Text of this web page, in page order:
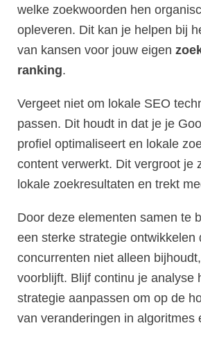
welke zoekwoorden hen
opleveren. Dit kan je helpen bij
van kansen voor jouw eigen
ranking.
Vergeet niet om lokale SEO
passen. Dit houdt in dat je je
profiel optimaliseert en lokale
content verwerkt. Dit vergroot je
lokale zoekresultaten en trekt
Door deze elementen samen te
een sterke strategie ontwikkelen
concurrenten niet alleen
voorblijft. Blijf continu je analyse
strategie aanpassen om op de
van veranderingen in algoritmes